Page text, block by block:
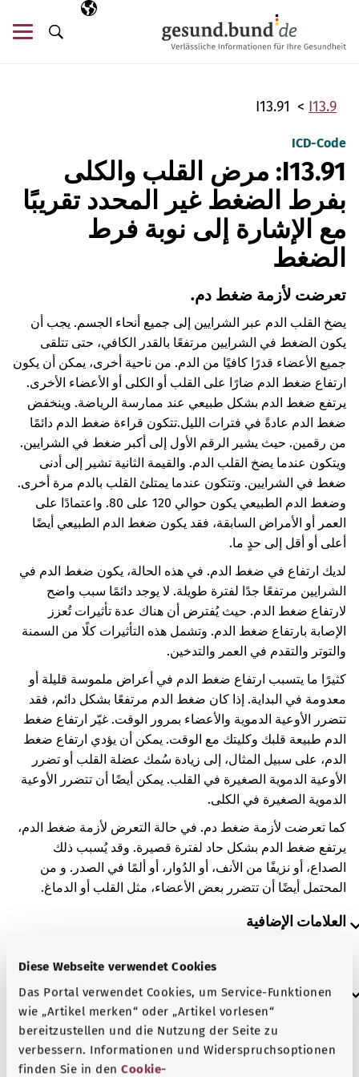
Diese Webseite verwendet Cookies
Das Portal verwendet Cookies, um Service-Funktionen
wie „Artikel merken“ oder „Artikel vorlesen“
bereitzustellen und die Nutzung der Seite zu
verbessern. Informationen und Widerspruchsoptionen
finden Sie in den Cookie-
اللغة المختارة
AR
البحث
I13.9
I13.91
ICD-Code
I13.91: مرض القلب والكلى
بفرط الضغط غير المحدد تقريبًا
مع الإشارة إلى نوبة فرط
الضغط
تعرضت لأزمة ضغط دم.
يضخ القلب الدم عبر الشرايين إلى جميع أنحاء الجسم. يجب أن
يكون الضغط في الشرايين مرتفعًا بالقدر الكافي، حتى تتلقى
جميع الأعضاء قدرًا كافيًا من الدم. من ناحية أخرى، يمكن أن يكون
ارتفاع ضغط الدم ضارًا على القلب أو الكلى أو الأعضاء الأخرى.
يرتفع ضغط الدم بشكل طبيعي عند ممارسة الرياضة. وينخفض
ضغط الدم عادةً في فترات الليل.تتكون قراءة ضغط الدم دائمًا
من رقمين. حيث يشير الرقم الأول إلى أكبر ضغط في الشرايين.
ويتكون عندما يضخ القلب الدم. والقيمة الثانية تشير إلى أدنى
ضغط في الشرايين. وتتكون عندما يمتلئ القلب بالدم مرة أخرى.
وضغط الدم الطبيعي يكون حوالي 120 على 80. واعتمادًا على
العمر أو الأمراض السابقة، فقد يكون ضغط الدم الطبيعي أيضًا
أعلى أو أقل إلى حدٍ ما.
لديك ارتفاع في ضغط الدم. في هذه الحالة، يكون ضغط الدم في
الشرايين مرتفعًا جدًا لفترة طويلة. لا يوجد دائمًا سبب واضح
لارتفاع ضغط الدم. حيث يُفترض أن هناك عدة تأثيرات تُعزز
الإصابة بارتفاع ضغط الدم. وتشمل هذه التأثيرات كلًا من السمنة
والتوتر والتقدم في العمر والتدخين.
كثيرًا ما يتسبب ارتفاع ضغط الدم في أعراض ملموسة قليلة أو
معدومة في البداية. إذا كان ضغط الدم مرتفعًا بشكل دائم، فقد
تتضرر الأوعية الدموية والأعضاء بمرور الوقت. غيّر ارتفاع ضغط
الدم طبيعة قلبك وكليتك مع الوقت. يمكن أن يؤدي ارتفاع ضغط
الدم، على سبيل المثال، إلى زيادة سُمك عضلة القلب أو تضرر
الأوعية الدموية الصغيرة في القلب. يمكن أيضًا أن تتضرر الأوعية
الدموية الصغيرة في الكلى.
كما تعرضت لأزمة ضغط دم. في حالة التعرض لأزمة ضغط الدم،
يرتفع ضغط الدم بشكل حاد لفترة قصيرة. وقد يُسبب ذلك
الصداع، أو نزيفًا من الأنف، أو الدُوار، أو ألمًا في الصدر. و من
المحتمل أيضًا أن تتضرر بعض الأعضاء، مثل القلب أو الدماغ.
العلامات الإضافية
إرشاد
المصدر